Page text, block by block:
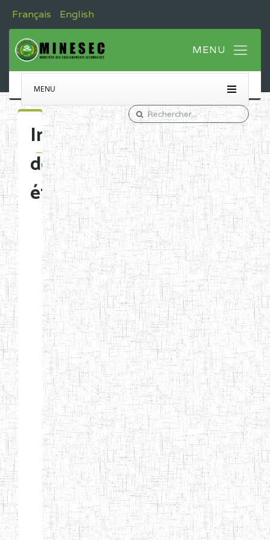
Français English
MENU
Immatriculation
des
établissements
Etablissements
d'enseignement
normal
ENI
Chercher:
Effacer les filtres
Denomination
Type